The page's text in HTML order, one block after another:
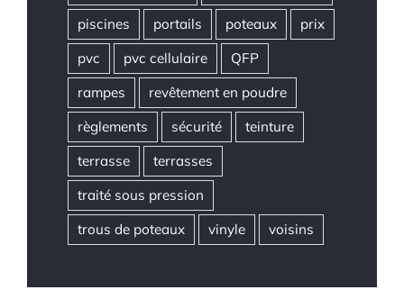
piscines
portails poteaux
prix
pvc
pvc cellulaire
QFP
rampes
revêtement en poudre
règlements
sécurité
teinture
terrasse
terrasses
traité sous pression
trous de poteaux
vinyle voisins